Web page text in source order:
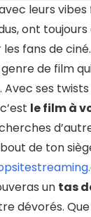
leurs
ont
fans de
genre de film
Avec ses
le film à
de ton
un tas
dévorés.